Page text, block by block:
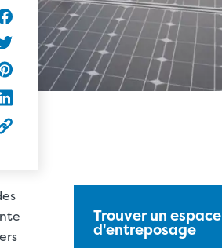
sur Facebook
sur Twitter
sur Pinterest
sur LinkedIn
l’URL de cet article de blogue
Trouver un espace
d'entreposage